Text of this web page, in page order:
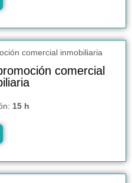
comercial
15 h